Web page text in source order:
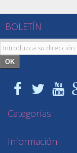
BOLETÍN
OK
Categorías
Información